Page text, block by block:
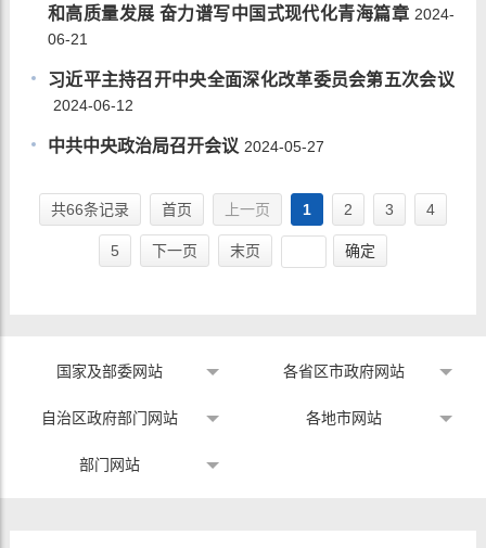
和高质量发展 奋力谱写中国式现代化青海篇章 2024-
06-21
习近平主持召开中央全面深化改革委员会第五次会议
2024-06-12
中共中央政治局召开会议 2024-05-27
共66条记录 首页 上一页 1 2 3 4
5 下一页 末页 确定
国家及部委网站 各省区市政府网站
自治区政府部门网站 各地市网站
部门网站